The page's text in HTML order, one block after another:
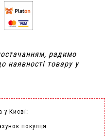
радимо
наявності товару у
у Києві:
покупця